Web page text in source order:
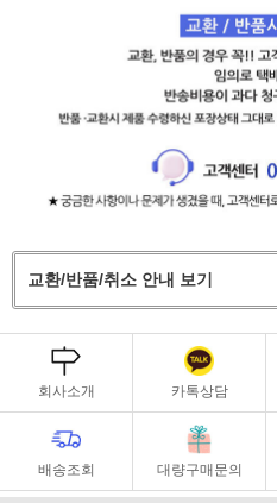
교환/반품/취소 안내 보기
회사소개 카톡상담
배송조회 대량구매문의